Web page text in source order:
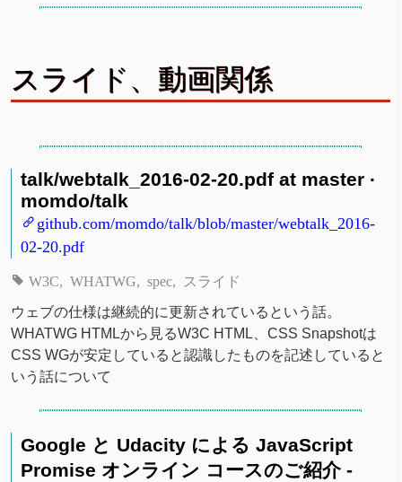
スライド、動画関係
talk/webtalk_2016-02-20.pdf at master ·
momdo/talk
github.com/momdo/talk/blob/master/webtalk_2016-
02-20.pdf
W3C WHATWG spec スライド
ウェブの仕様は継続的に更新されているという話。
WHATWG HTMLから見るW3C HTML、CSS Snapshotは
CSS WGが安定していると認識したものを記述していると
いう話について
Google と Udacity による JavaScript
Promise オンライン コースのご紹介 -